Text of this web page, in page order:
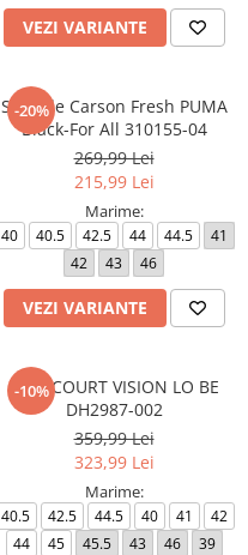
VEZI VARIANTE
-20%
Softride Carson Fresh PUMA
Black-For All 310155-04
269,99 Lei
215,99 Lei
Marime:
40 40.5 42.5 44 44.5
41
42
43 46
VEZI VARIANTE
-10%
NIKE COURT VISION LO BE
DH2987-002
359,99 Lei
323,99 Lei
Marime:
40.5 42.5 44.5 40 41
42
44
45 45.5 43 46 39